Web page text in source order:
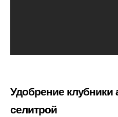
Удобрение
селитрой